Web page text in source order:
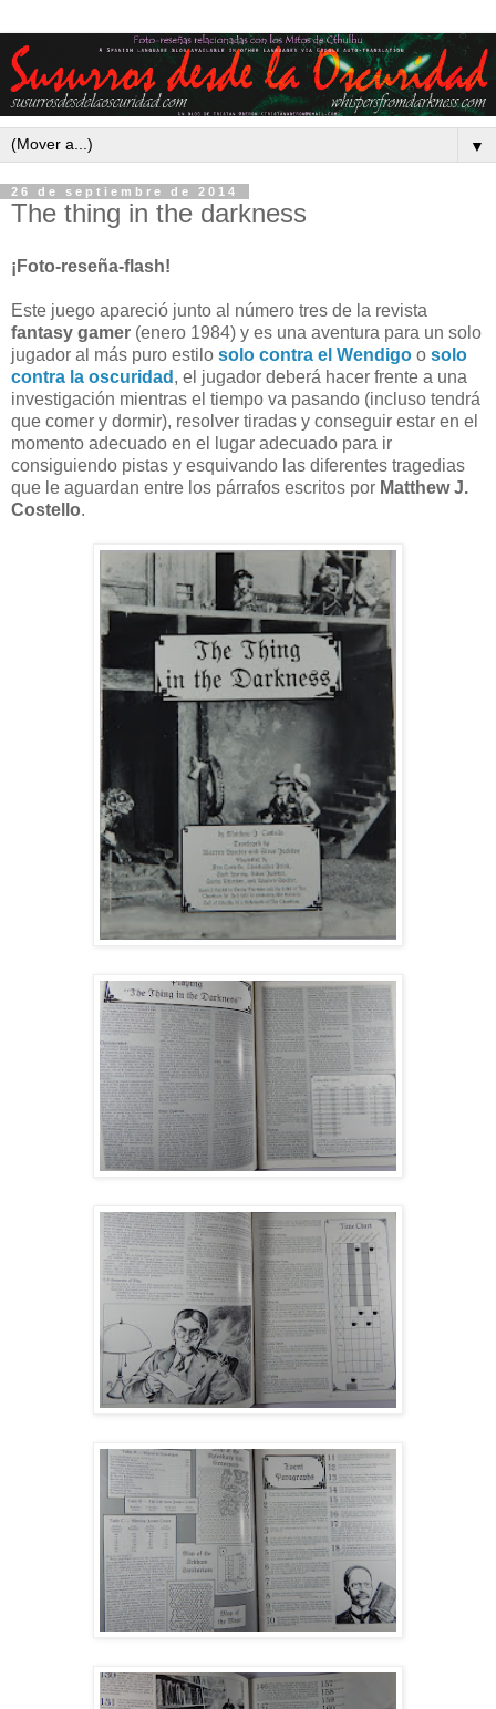
▼
26 de septiembre de 2014
The thing in the darkness
¡Foto-reseña-flash!
Este juego apareció junto al número tres de la revista
fantasy gamer (enero 1984) y es una aventura para un solo
jugador al más puro estilo solo contra el Wendigo o solo
contra la oscuridad , el jugador deberá hacer frente a una
investigación mientras el tiempo va pasando (incluso tendrá
que comer y dormir), resolver tiradas y conseguir estar en el
momento adecuado en el lugar adecuado para ir
consiguiendo pistas y esquivando las diferentes tragedias
que le aguardan entre los párrafos escritos por Matthew J.
Costello.